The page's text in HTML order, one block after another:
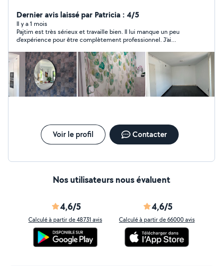
Je réalise notamment : Travaux de peinture (toutes
couleurs et finitions) Application d'enduit (lissage,
préparation des murs) Posez également le papier peint.
Pose de bandes (joints, bandes placo) Pose de papier
peint / tapisserie Montage et pose de portes Pose de
plinthes Travail propre, précis et soigné Je suis sérieux,
ponctuel et attentif aux détails. Mon objectif est de
fournir un travail de qualité et de satisfaire pleinement
mes clients. Devis gratuit et conseils personnalisés.
Dernier avis laissé par Patricia : 4/5
Il y a 1 mois
Pajtim est très sérieux et travaille bien. Il lui manque un peu
d'expérience pour être complètement professionnel. J'ai
Voir le profil Contacter
Nos utilisateurs nous évaluent
4,6/5
Calculé à partir de 48731 avis
4,6/5
Calculé à partir de 66000 avis